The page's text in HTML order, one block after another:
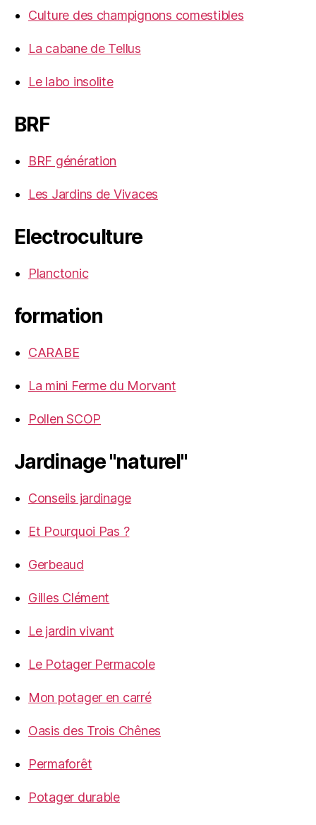
Culture des champignons comestibles
La cabane de Tellus
Le labo insolite
BRF
BRF génération
Les Jardins de Vivaces
Electroculture
Planctonic
formation
CARABE
La mini Ferme du Morvant
Pollen SCOP
Jardinage "naturel"
Conseils jardinage
Et Pourquoi Pas ?
Gerbeaud
Gilles Clément
Le jardin vivant
Le Potager Permacole
Mon potager en carré
Oasis des Trois Chênes
Permaforêt
Potager durable